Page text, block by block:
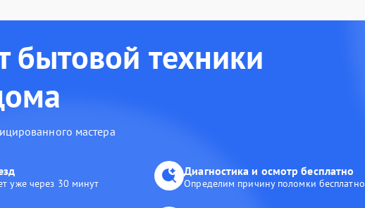
бытовой техники
мастера
уже через 30 минут
Диагностика и осмотр бесплатно
Определим причину поломки бесплатно